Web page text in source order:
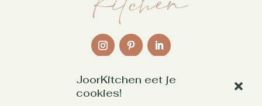
JoorKitchen eet je
cookies!